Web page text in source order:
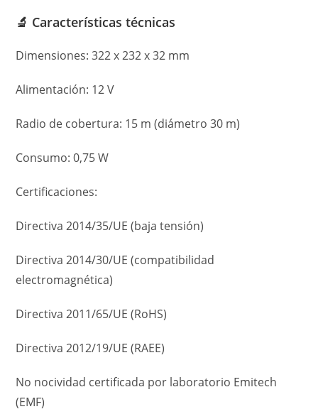
🔬 Características técnicas
Dimensiones: 322 x 232 x 32 mm
Alimentación: 12 V
Radio de cobertura: 15 m (diámetro 30 m)
Consumo: 0,75 W
Certificaciones:
Directiva 2014/35/UE (baja tensión)
Directiva 2014/30/UE (compatibilidad
electromagnética)
Directiva 2011/65/UE (RoHS)
Directiva 2012/19/UE (RAEE)
No nocividad certificada por laboratorio Emitech
(EMF)